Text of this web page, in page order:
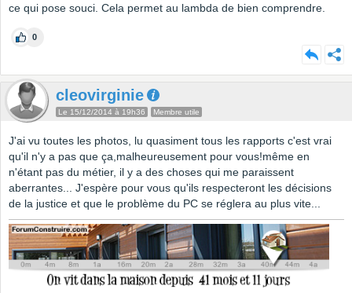
ce qui pose souci. Cela permet au lambda de bien comprendre.
0
cleovirginie
Le 15/12/2014 à 19h36 Membre utile
J'ai vu toutes les photos, lu quasiment tous les rapports c'est vrai
qu'il n'y a pas que ça,malheureusement pour vous!même en
n'étant pas du métier, il y a des choses qui me paraissent
aberrantes... J'espère pour vous qu'ils respecteront les décisions
de la justice et que le problème du PC se réglera au plus vite...